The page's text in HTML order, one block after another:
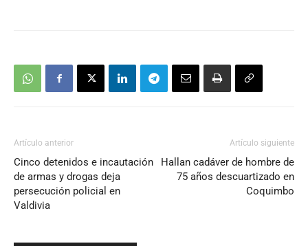
Artículo anterior
Cinco detenidos e incautación
de armas y drogas deja
persecución policial en
Valdivia
Artículo siguiente
Hallan cadáver de hombre de
75 años descuartizado en
Coquimbo